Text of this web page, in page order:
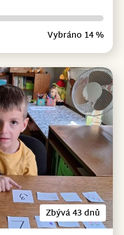
Vybráno 14 %
Zbývá 43 dnů